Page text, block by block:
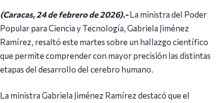
(Caracas, 24 de febrero de 2026).-La ministra del Poder
Popular para Ciencia y Tecnología, Gabriela Jiménez
Ramírez, resaltó este martes sobre un hallazgo científico
que permite comprender con mayor precisión las distintas
etapas del desarrollo del cerebro humano.
La ministra Gabriela Jiménez Ramírez destacó que el